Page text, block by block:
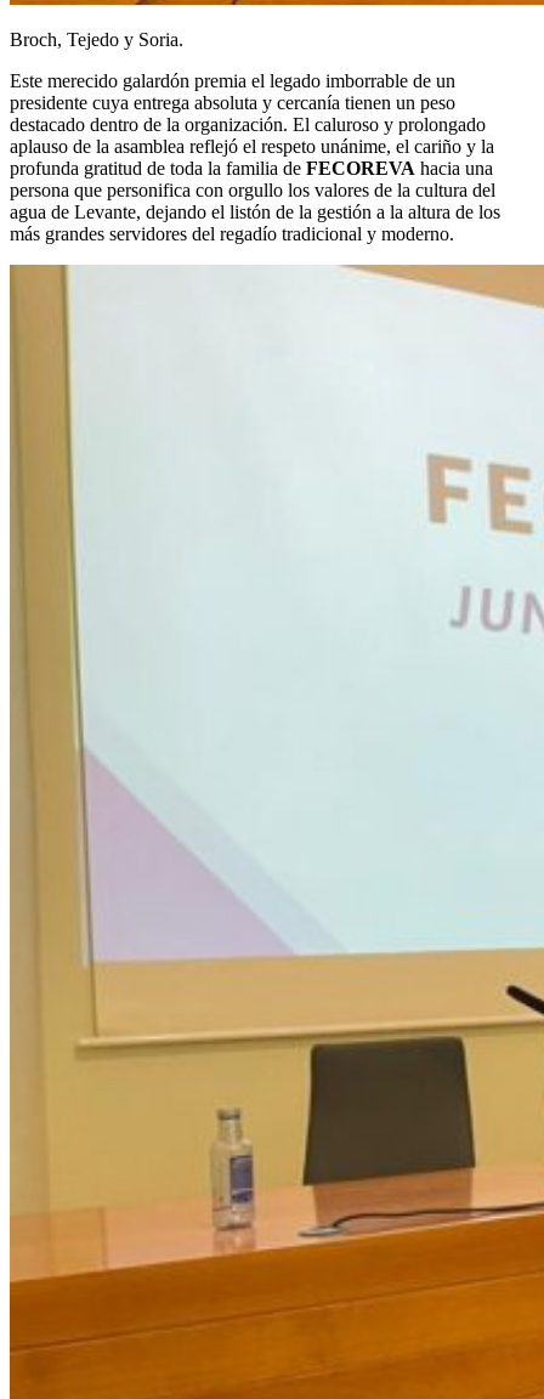
Broch, Tejedo y Soria.
Este merecido galardón premia el legado imborrable de un
presidente cuya entrega absoluta y cercanía tienen un peso
destacado dentro de la organización. El caluroso y prolongado
aplauso de la asamblea reflejó el respeto unánime, el cariño y la
profunda gratitud de toda la familia de FECOREVA hacia una
persona que personifica con orgullo los valores de la cultura del
agua de Levante, dejando el listón de la gestión a la altura de los
más grandes servidores del regadío tradicional y moderno.